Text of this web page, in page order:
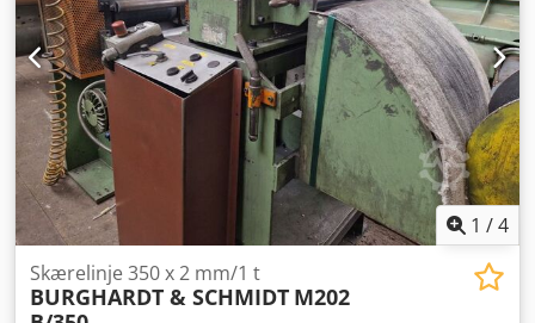
1 /4
Skærelinje 350 x 2 mm/1 t
BURGHARDT & SCHMIDT M202